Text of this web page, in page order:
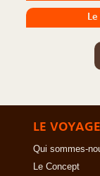
LE
Qui sommes-
Le Concept